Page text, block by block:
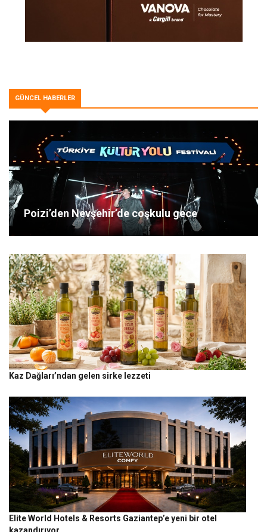
GÜNCEL HABERLER
Poizi’den Nevşehir’de coşkulu gece
Kaz Dağları’ndan gelen sirke lezzeti
Elite World Hotels & Resorts Gaziantep’e yeni bir otel